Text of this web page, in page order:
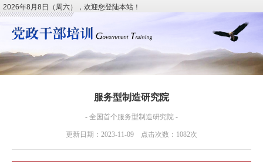
2026年8月8日（周六），欢迎您登陆本站！
服务型制造研究院
- 全国首个服务型制造研究院 -
更新日期：2023-11-09 点击次数：1082次